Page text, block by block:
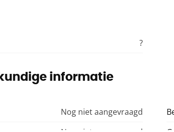
?
informatie
Nog niet aangevraagd